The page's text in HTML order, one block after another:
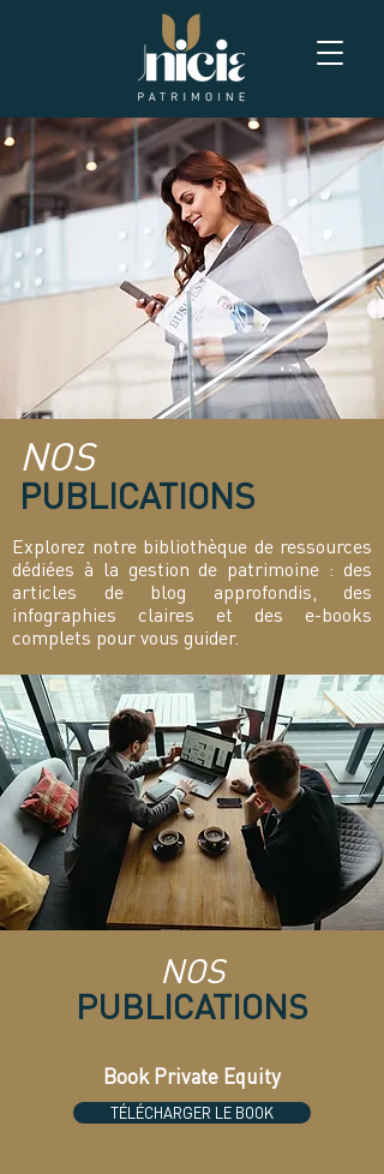
NOS
PUBLICATIONS
Explorez notre bibliothèque de ressources
dédiées à la gestion de patrimoine : des
articles de blog approfondis, des
infographies claires et des e-books
complets pour vous guider.
NOS
PUBLICATIONS
Book Private Equity
TÉLÉCHARGER LE BOOK